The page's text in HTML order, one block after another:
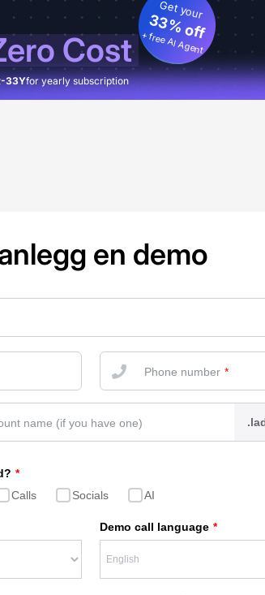
Cost
Get your
33% off
+ free AI Agent
33Yfor yearly subscription
en demo